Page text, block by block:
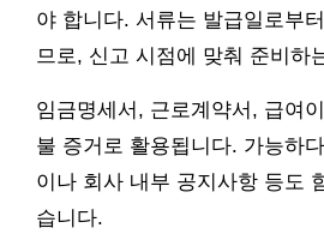
야 합니다. 서류는 발급일로부
므로, 신고 시점에 맞춰 준비하
임금명세서, 근로계약서, 급여
불 증거로 활용됩니다. 가능하
이나 회사 내부 공지사항 등도
습니다.